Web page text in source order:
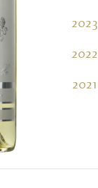
2023
2022
2021